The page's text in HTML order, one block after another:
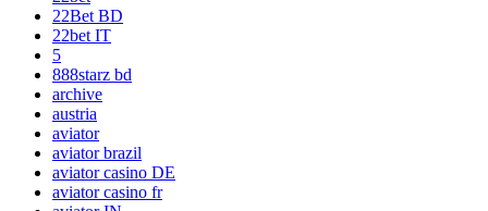
22Bet BD
22bet IT
5
888starz bd
archive
austria
aviator
aviator brazil
aviator casino DE
aviator casino fr